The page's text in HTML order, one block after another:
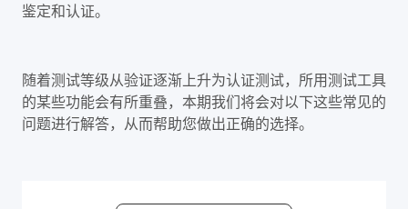
鉴定和认证。
随着测试等级从验证逐渐上升为认证测试，所用测试工具
的某些功能会有所重叠，本期我们将会对以下这些常见的
问题进行解答，从而帮助您做出正确的选择。